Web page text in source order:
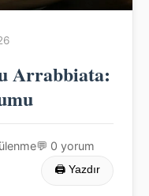
Arrabbiata:
💬 0 yorum
🖨 Yazdır